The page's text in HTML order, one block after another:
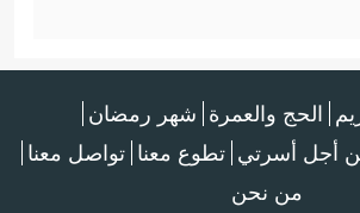
الحج والعمرة شهر رمضان
أجل أسرتي تطوع معنا تواصل معنا
من نحن